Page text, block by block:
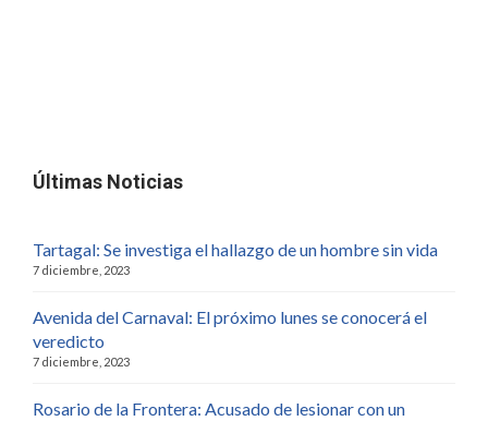
Últimas Noticias
Tartagal: Se investiga el hallazgo de un hombre sin vida
7 diciembre, 2023
Avenida del Carnaval: El próximo lunes se conocerá el
veredicto
7 diciembre, 2023
Rosario de la Frontera: Acusado de lesionar con un